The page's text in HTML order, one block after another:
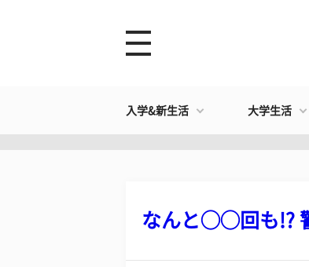
入学&新生活 大学生活
なんと◯◯回も!?